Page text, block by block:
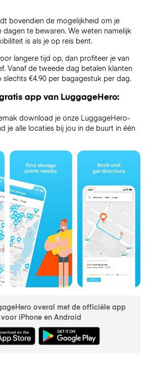
bovendien de mogelijkheid om je
dagen te bewaren. We weten namelijk
is als je op reis bent.
langere tijd op, dan profiteer je van
Vanaf de tweede dag betalen klanten
slechts €4.90 per bagagestuk per dag.
app van LuggageHero:
download je onze LuggageHero-
je alle locaties bij jou in de buurt in één
overal met de officiële app
voor iPhone en Android